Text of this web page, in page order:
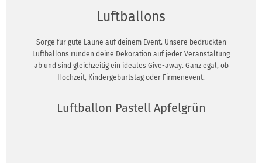
Luftballons
Sorge für gute Laune auf deinem Event. Unsere bedruckten
Luftballons runden deine Dekoration auf jeder Veranstaltung
ab und sind gleichzeitig ein ideales Give-away. Ganz egal, ob
Hochzeit, Kindergeburtstag oder Firmenevent.
Luftballon Pastell Apfelgrün